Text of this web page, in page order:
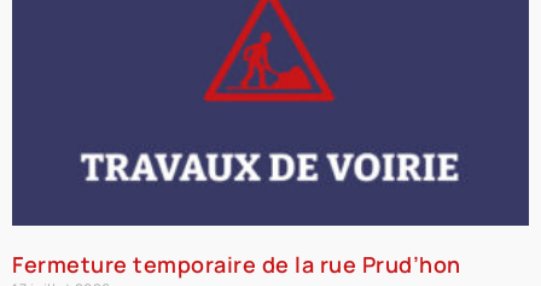
Fermeture temporaire de la rue Prud’hon